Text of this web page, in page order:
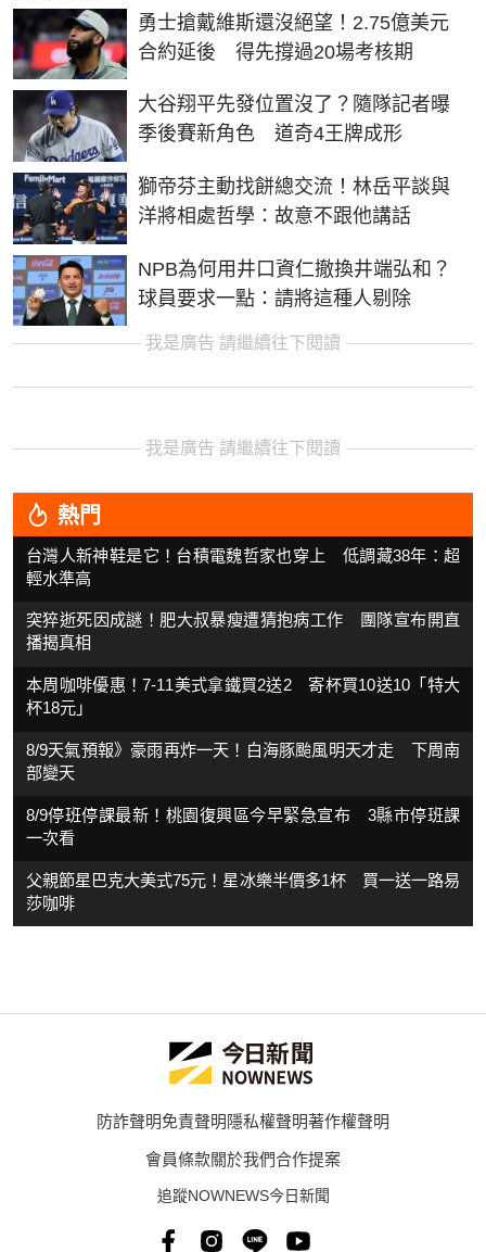
勇士搶戴維斯還沒絕望！2.75億美元
合約延後 得先撐過20場考核期
大谷翔平先發位置沒了？隨隊記者曝
季後賽新角色 道奇4王牌成形
獅帝芬主動找餅總交流！林岳平談與
洋將相處哲學：故意不跟他講話
NPB為何用井口資仁撤換井端弘和？
球員要求一點：請將這種人剔除
我是廣告 請繼續往下閱讀
我是廣告 請繼續往下閱讀
熱門
台灣人新神鞋是它！台積電魏哲家也穿上 低調藏38年：超
輕水準高
突猝逝死因成謎！肥大叔暴瘦遭猜抱病工作 團隊宣布開直
播揭真相
本周咖啡優惠！7-11美式拿鐵買2送2 寄杯買10送10「特大
杯18元」
8/9天氣預報》豪雨再炸一天！白海豚颱風明天才走 下周南
部變天
8/9停班停課最新！桃園復興區今早緊急宣布 3縣市停班課
一次看
父親節星巴克大美式75元！星冰樂半價多1杯 買一送一路易
莎咖啡
防詐聲明免責聲明隱私權聲明著作權聲明
會員條款關於我們合作提案
追蹤NOWNEWS今日新聞